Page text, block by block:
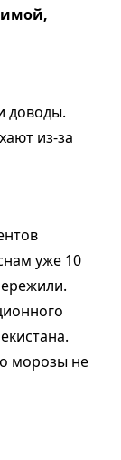
доводы.
из-за
уже 10
морозы не